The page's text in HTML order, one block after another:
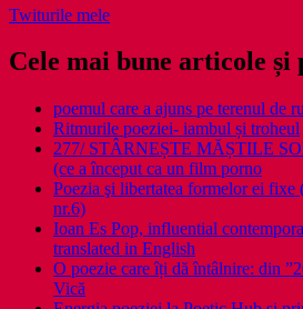
Twiturile mele
Cele mai bune articole și
poemul care a ajuns pe terenul de
Ritmurile poeziei- iambul și troheul
277/ STÂRNEȘTE MĂȘTILE
(ce a început ca un film porno
Poezia şi libertatea formelor ei fixe
nr.6)
Ioan Es Pop, influential
translated in English
O poezie care îți dă întâlnire: din
Vică